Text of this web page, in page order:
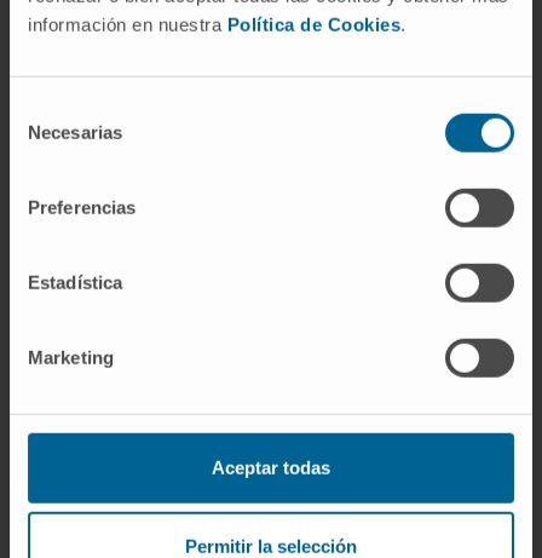
información en nuestra Política de Cookies.
Necesarias
Preferencias
Estadística
Marketing
Aceptar todas
Permitir la selección
En enseignement
Professeur clinique associé à l’Universidad
de Navarra. Collabore à l’enseignement de
Madrid.
en Manejo Avanzado de la Enfermedad
Anticoagulación en la Fibrilación Auricular ».
A participé à plus de 20 communications
lors de congrès nationaux et internationaux.
A publié un protocole de prise en charge et
un cas clinique dans la revue pédagogique